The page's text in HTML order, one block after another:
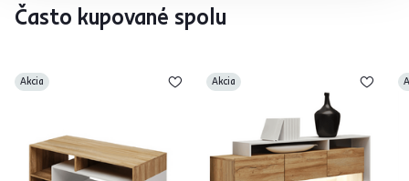
Často kupované spolu
Akcia Akcia